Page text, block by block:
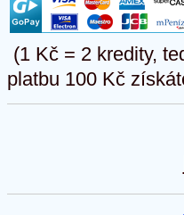
(1 Kč = 2 kredity,
platbu 100 Kč